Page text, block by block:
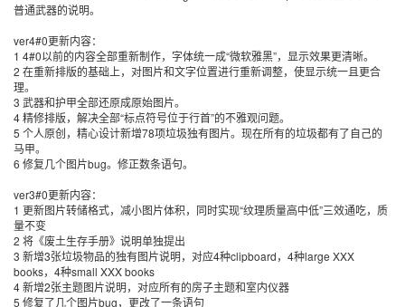
普通武器的说明。
ver4#0更新内容：
1 4#0以前的内容全部重新制作，字体统一成“微软雅黑”，显示效果更清晰。
2 在重新排版的基础上，对图片和文字位置进行重新调整，使显示统一且更合
理。
3 武器和护甲全部还原成原始图片。
4 精修排版，解决全部“标点符号位于行首”的不雅观问题。
5 个人原创，精心设计新增78项垃圾独有图片。现在所有的垃圾都有了自己的
马甲。
6 修复几个图片bug。修正数条语句。
ver3#0更新内容：
1 更新图片转储格式，减小图片体积，同时实现“纹理质量高中低”三效通吃，质
量不变
2 将《废土生存手册》说明单独提出
3 新增3张垃圾物品的独有图片说明，对应4种clipboard，4种large XXX
books，4种small XXX books
4 新增2张主题图片说明，对应所有的房子主题和室内仪器
5 修复了几个图片bug，更改了一条语句